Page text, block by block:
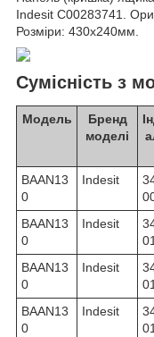
Indesit C00283741.
Розміри: 430x240мм.
Сумісність з
Модель
Бренд
моделі
BAAN13
0
Indesit
BAAN13
0
Indesit
BAAN13
0
Indesit
BAAN13
0
Indesit